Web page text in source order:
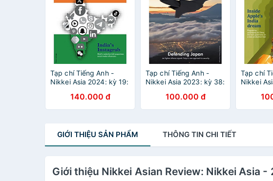
Tạp chí Tiếng Anh -
Nikkei Asia 2024: kỳ 19:
140.000 đ
Tạp chí Tiếng Anh -
Nikkei Asia 2023: kỳ 38:
100.000 đ
Tạp chí
Nikkei
DREAM
GIỚI THIỆU SẢN PHẨM THÔNG TIN CHI TIẾT
Giới thiệu Nikkei Asian Review: Nikkei Asia -